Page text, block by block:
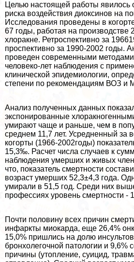
Целью настоящей работы явилось
риска воздействия диоксинов на
Исследования проведены в
67 годы, работая на производстве
хлоpaкне. Ретроспективно за
проспективно за 1990-2002 годы.
проведен современными методами
человеко-лет наблюдения с
клинической эпидемиологии,
степени по рекомендациям ВОЗ и
Анализ полученных данных
экспонированные
умирают чаще и раньше, чем в
среднем 11,7 лет. Усредненный за
когорты (1966-2002годы)
15,3‰. Расчет числа случаев к
наблюдения умерших и живых
что, показатель cмepтности
возраст умерших 52,3±4,3 года.
умирали в 51,5 год. Среди них
профессиях уровень cмepтности -
Почти половину всех причин
инфаркты миокарда, еще 26,4%
15,0% пришлись на долю
бронхолегочной патологии и 9,6%
причины (утопление, суицид,